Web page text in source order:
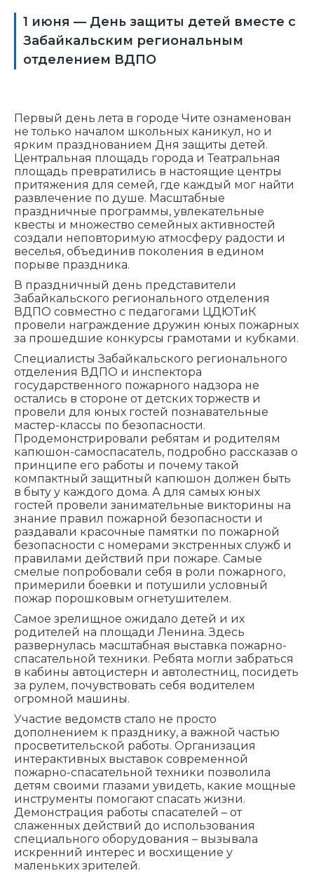
1 июня — День защиты детей вместе с
Забайкальским региональным
отделением ВДПО
Первый день лета в городе Чите ознаменован
не только началом школьных каникул, но и
ярким празднованием Дня защиты детей.
Центральная площадь города и Театральная
площадь превратились в настоящие центры
притяжения для семей, где каждый мог найти
развлечение по душе. Масштабные
праздничные программы, увлекательные
квесты и множество семейных активностей
создали неповторимую атмосферу радости и
веселья, объединив поколения в едином
порыве праздника.
В праздничный день представители
Забайкальского регионального отделения
ВДПО совместно с педагогами ЦДЮТиК
провели награждение дружин юных пожарных
за прошедшие конкурсы грамотами и кубками.
Специалисты Забайкальского регионального
отделения ВДПО и инспектора
государственного пожарного надзора не
остались в стороне от детских торжеств и
провели для юных гостей познавательные
мастер-классы по безопасности.
Продемонстрировали ребятам и родителям
капюшон-самоспасатель, подробно рассказав о
принципе его работы и почему такой
компактный защитный капюшон должен быть
в быту у каждого дома. А для самых юных
гостей провели занимательные викторины на
знание правил пожарной безопасности и
раздавали красочные памятки по пожарной
безопасности с номерами экстренных служб и
правилами действий при пожаре. Самые
смелые попробовали себя в роли пожарного,
примерили боевки и потушили условный
пожар порошковым огнетушителем.
Самое зрелищное ожидало детей и их
родителей на площади Ленина. Здесь
развернулась масштабная выставка пожарно-
спасательной техники. Ребята могли забраться
в кабины автоцистерн и автолестниц, посидеть
за рулем, почувствовать себя водителем
огромной машины.
Участие ведомств стало не просто
дополнением к празднику, а важной частью
просветительской работы. Организация
интерактивных выставок современной
пожарно-спасательной техники позволила
детям своими глазами увидеть, какие мощные
инструменты помогают спасать жизни.
Демонстрация работы спасателей – от
слаженных действий до использования
специального оборудования – вызывала
искренний интерес и восхищение у
маленьких зрителей.